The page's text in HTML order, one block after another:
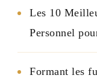
Les 10
Personnel
Formant les